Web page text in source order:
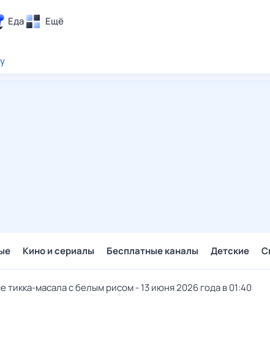
Еда Ещё
Кино и сериалы Бесплатные каналы Детские
масала с белым рисом - 13 июня 2026 года в 01:40